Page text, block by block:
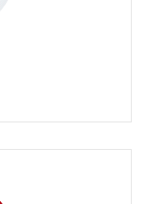
II.